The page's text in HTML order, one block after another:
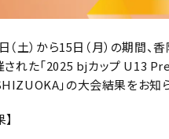
土）から15日（月）の期間、香
された「2025 bjカップ U13
」の大会結果をお知